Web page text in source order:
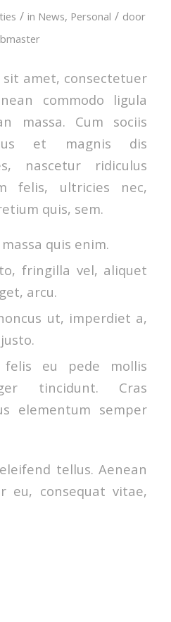
/ in News, Personal / door
amet, consectetuer
commodo ligula
massa. Cum sociis
et magnis dis
nascetur ridiculus
felis, ultricies nec,
quis, sem.
quis enim.
fringilla vel, aliquet
arcu.
ut, imperdiet a,
felis eu pede mollis
tincidunt. Cras
elementum semper
tellus. Aenean
eu, consequat vitae,